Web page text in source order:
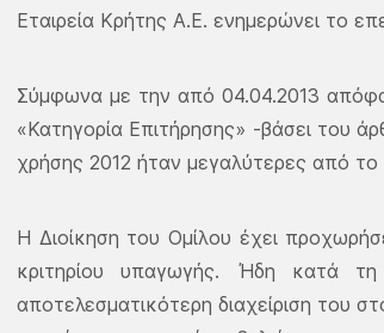
Εταιρεία Κρήτης Α.Ε. ενημερώνει το
Σύμφωνα με την από 04.04.2013
«Κατηγορία Επιτήρησης» -βάσει του
χρήσης 2012 ήταν μεγαλύτερες από
Η Διοίκηση του Ομίλου έχει
κριτηρίου υπαγωγής. Ήδη κατά
αποτελεσματικότερη διαχείριση του